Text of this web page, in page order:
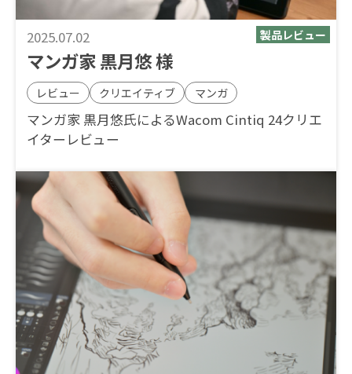
2025.07.02
マンガ家 黒月悠 様
レビュー クリエイティブ マンガ
マンガ家 黒月悠氏によるWacom Cintiq 24クリエ
イターレビュー